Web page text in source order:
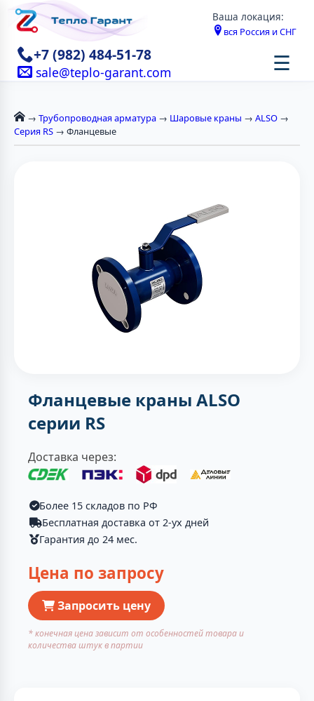
Ваша локация:
вся Россия и СНГ
+7 (982) 484-51-78
sale@teplo-garant.com ☰
→ Трубопроводная арматура → Шаровые краны → ALSO →
Серия RS → Фланцевые
Фланцевые краны ALSO
серии RS
Доставка через:
Более 15 складов по РФ
Бесплатная доставка от 2-ух дней
Гарантия до 24 мес.
Цена по запросу
Запросить цену
* конечная цена зависит от особенностей товара и
количества штук в партии